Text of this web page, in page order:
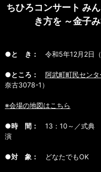
ちひろコンサート み
き方を ～金子
●と き： 令和5年12月2日（
●ところ： 阿武町町民セン
奈古3078-1）
※会場の地図はこちら
●時 間：
13：10～／式典
演
●対 象： どなたでもOK